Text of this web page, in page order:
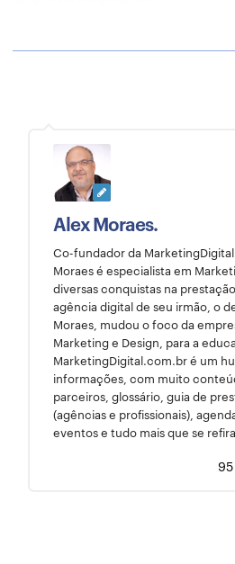
Alex Moraes.
Co-fundador da
Moraes é especialista em
diversas conquistas na
agência digital de seu irmão, o
Moraes, mudou o foco da
Marketing e Design, para a
MarketingDigital.com.br é um
informações, com muito
parceiros, glossário, guia de
(agências e profissionais),
eventos e tudo mais que se